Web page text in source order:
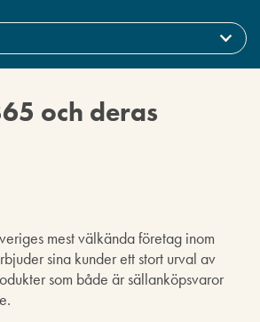
och deras
mest välkända företag inom
sina kunder ett stort urval av
som både är sällanköpsvaror